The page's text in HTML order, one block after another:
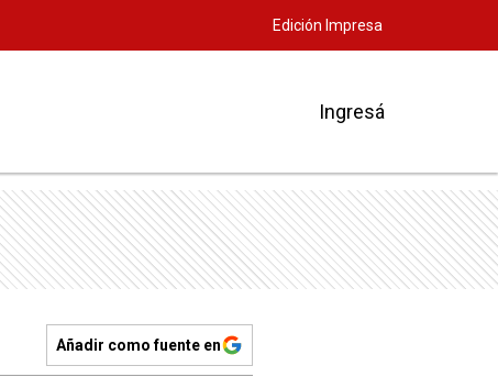
Edición Impresa
Ingresá
Añadir como fuente en